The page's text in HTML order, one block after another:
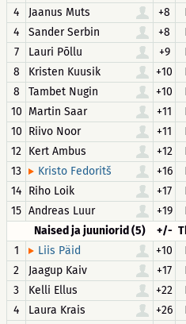
4
Jaanus Muts +8
4
Sander Serbin +8
7
Lauri Põllu +9
8
Kristen Kuusik +10
8
Tambet Nugin +10
10 Martin Saar +11
10 Riivo Noor +11
12 Kert Ambus +12
13
Kristo Fedoritš +16
14 Riho Loik +17
15 Andreas Luur +19
Naised ja juuniorid (5)
+/-
1
Liis Päid +10
2
Jaagup Kaiv +17
3
Kelli Ellus +22
4
Laura Krais +26